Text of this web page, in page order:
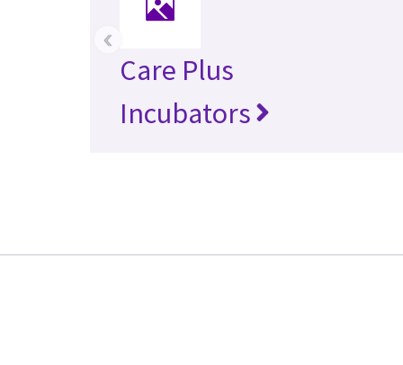
Care Plus
Incubators
‹